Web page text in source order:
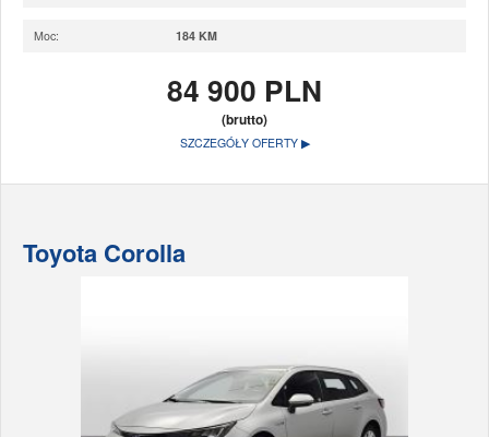
Moc: 184 KM
84 900 PLN
(brutto)
SZCZEGÓŁY OFERTY ▶
Toyota Corolla